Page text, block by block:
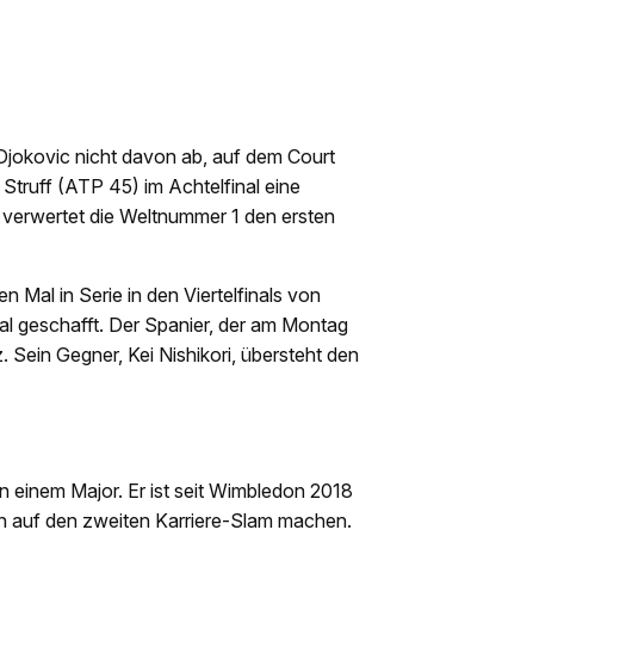
nicht davon ab, auf dem Court
(ATP 45) im Achtelfinal eine
die Weltnummer 1 den ersten
Mal in Serie in den Viertelfinals von
geschafft. Der Spanier, der am Montag
Gegner, Kei Nishikori, übersteht den
einem Major. Er ist seit Wimbledon 2018
den zweiten Karriere-Slam machen.